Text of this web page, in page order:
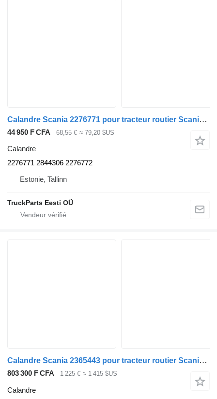
Calandre Scania 2276771 pour tracteur routier Scania L,P,G,R,S-series (2016-)
44 950 F CFA 68,55 € ≈ 79,20 $US
Calandre
2276771 2844306 2276772
Estonie, Tallinn
TruckParts Eesti OÜ
Calandre Scania 2365443 pour tracteur routier Scania L,P,G,R,S-series (2016-)
803 300 F CFA 1 225 € ≈ 1 415 $US
Calandre